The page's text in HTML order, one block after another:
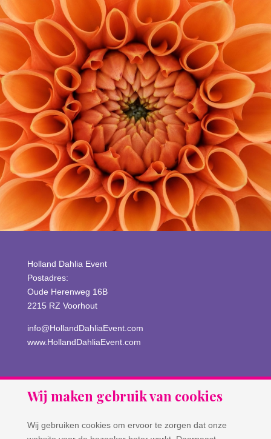
Holland Dahlia Event
Postadres:
Oude Herenweg 16B
2215 RZ Voorhout
info@HollandDahliaEvent.com
www.HollandDahliaEvent.com
Wij maken gebruik van cookies
Wij gebruiken cookies om ervoor te zorgen dat onze